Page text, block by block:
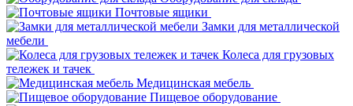
Почтовые ящики
Замки для металлической
мебели
Колеса для грузовых
тележек и тачек
Медицинская мебель
Пищевое оборудование